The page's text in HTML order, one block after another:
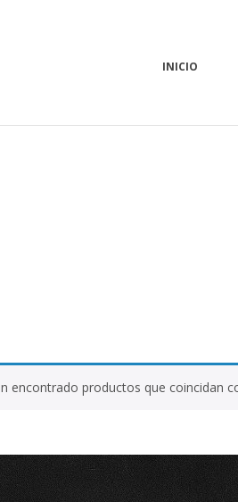
INICIO
encontrado productos que coincidan